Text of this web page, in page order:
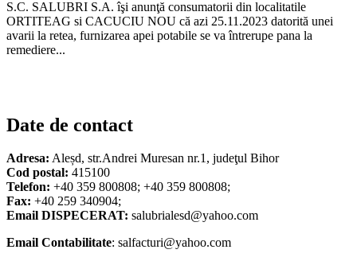
S.C. SALUBRI S.A. îşi anunţă consumatorii din localitatile
ORTITEAG si CACUCIU NOU că azi 25.11.2023 datorită unei
avarii la retea, furnizarea apei potabile se va întrerupe pana la
remediere...
Date de contact
Adresa: Aleșd, str.Andrei Muresan nr.1, judeţul Bihor
Cod postal: 415100
Telefon: +40 359 800808; +40 359 800808;
Fax: +40 259 340904;
Email DISPECERAT: salubrialesd@yahoo.com
Email Contabilitate: salfacturi@yahoo.com